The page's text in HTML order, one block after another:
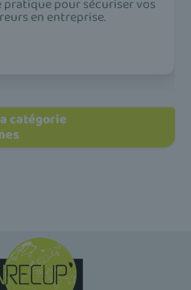
pour sécuriser vos
en entreprise.
catégorie